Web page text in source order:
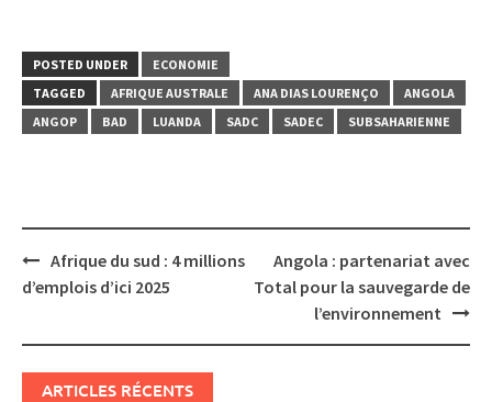
POSTED UNDER
ECONOMIE
TAGGED
AFRIQUE AUSTRALE ANA DIAS LOURENÇO
ANGOLA
ANGOP
BAD LUANDA SADC SADEC SUBSAHARIENNE
Post
navigation
Afrique du sud : 4 millions
d’emplois d’ici 2025
Angola : partenariat avec
Total pour la sauvegarde de
l’environnement
ARTICLES RÉCENTS